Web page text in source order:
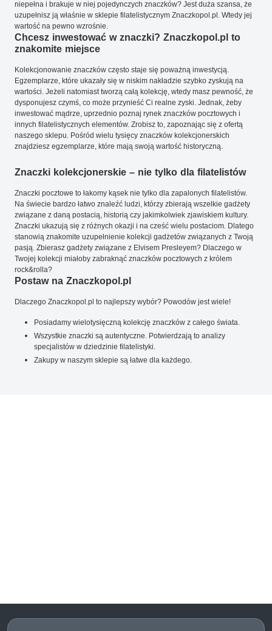
niepełna i brakuje w niej pojedynczych znaczków? Jest duża szansa, że
uzupełnisz ją właśnie w sklepie filatelistycznym Znaczkopol.pl. Wtedy jej
wartość na pewno wzrośnie.
Chcesz inwestować w znaczki? Znaczkopol.pl to
znakomite miejsce
Kolekcjonowanie znaczków często staje się poważną inwestycją.
Egzemplarze, które ukazały się w niskim nakładzie szybko zyskują na
wartości. Jeżeli natomiast tworzą całą kolekcję, wtedy masz pewność, że
dysponujesz czymś, co może przynieść Ci realne zyski. Jednak, żeby
inwestować mądrze, uprzednio poznaj rynek znaczków pocztowych i
innych filatelistycznych elementów. Zrobisz to, zapoznając się z ofertą
naszego sklepu. Pośród wielu tysięcy znaczków kolekcjonerskich
znajdziesz egzemplarze, które mają swoją wartość historyczną.
Znaczki kolekcjonerskie – nie tylko dla filatelistów
Znaczki pocztowe to łakomy kąsek nie tylko dla zapalonych filatelistów.
Na świecie bardzo łatwo znaleźć ludzi, którzy zbierają wszelkie gadżety
związane z daną postacią, historią czy jakimkolwiek zjawiskiem kultury.
Znaczki ukazują się z różnych okazji i na cześć wielu postaciom. Dlatego
stanowią znakomite uzupełnienie kolekcji gadżetów związanych z Twoją
pasją. Zbierasz gadżety związane z Elvisem Presleyem? Dlaczego w
Twojej kolekcji miałoby zabraknąć znaczków pocztowych z królem
rock&rolla?
Postaw na Znaczkopol.pl
Dlaczego Znaczkopol.pl to najlepszy wybór? Powodów jest wiele!
Posiadamy wielotysięczną kolekcję znaczków z całego świata.
Wszystkie znaczki są autentyczne. Potwierdzają to analizy
specjalistów w dziedzinie filatelistyki.
Zakupy w naszym sklepie są łatwe dla każdego.